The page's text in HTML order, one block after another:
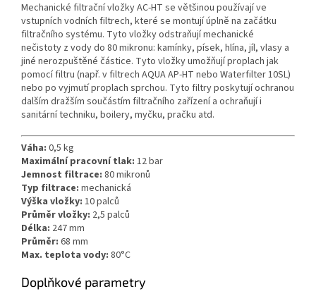
Mechanické filtrační vložky AC-HT se většinou používají ve
vstupních vodních filtrech, které se montují úplně na začátku
filtračního systému. Tyto vložky odstraňují mechanické
nečistoty z vody do 80 mikronu: kamínky, písek, hlína, jíl, vlasy a
jiné nerozpuštěné částice. Tyto vložky umožňují proplach jak
pomocí filtru (např. v filtrech AQUA AP-HT nebo Waterfilter 10SL)
nebo po vyjmutí proplach sprchou. Tyto filtry poskytují ochranou
dalším dražším součástím filtračního zařízení a ochraňují i
sanitární techniku, boilery, myčku, pračku atd.
Váha: 0,5 kg
Maximální pracovní tlak: 12 bar
Jemnost filtrace: 80 mikronů
Typ filtrace: mechanická
Výška vložky: 10 palců
Průměr vložky: 2,5 palců
Délka: 247 mm
Průměr: 68 mm
Max. teplota vody: 80°C
Doplňkové parametry